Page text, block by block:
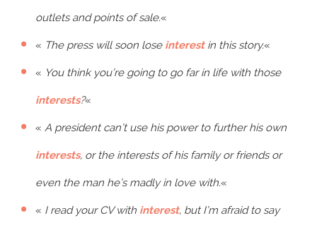
outlets and points of sale.«
« The press will soon lose interestin this story.«
« You think you’re going to go far in life with those
interests?«
« A president can’t use his power to further his own
interests, or the interests of his family or friends or
even the man he’s madly in love with.«
« I read your CV with interest, but I’m afraid to say